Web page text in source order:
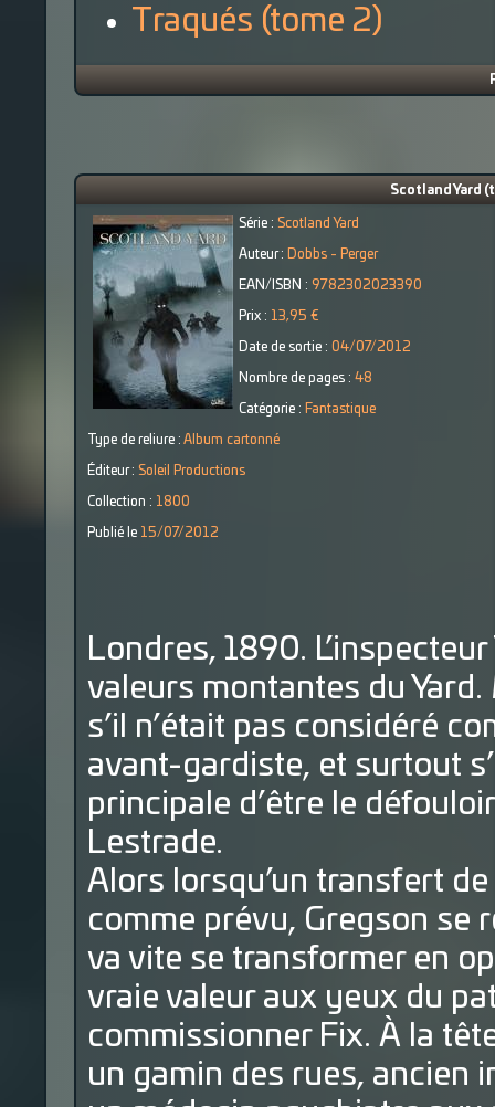
Traqués (tome 2)
Scotland Yard
Série : Scotland Yard
Auteur : Dobbs - Perger
EAN/ISBN : 9782302023390
Prix : 13,95 €
Date de sortie : 04/07/2012
Nombre de pages : 48
Catégorie : Fantastique
Type de reliure : Album cartonné
Éditeur : Soleil Productions
Collection : 1800
Publié le 15/07/2012
Londres, 1890.
valeurs montantes du
s’il n’était pas considéré
avant-gardiste, et surtout
principale d’être le
Lestrade.
Alors lorsqu’un transfert
comme prévu, Gregson se
va vite se transformer en
vraie valeur aux yeux du
commissionner Fix. À la
un gamin des rues, ancien